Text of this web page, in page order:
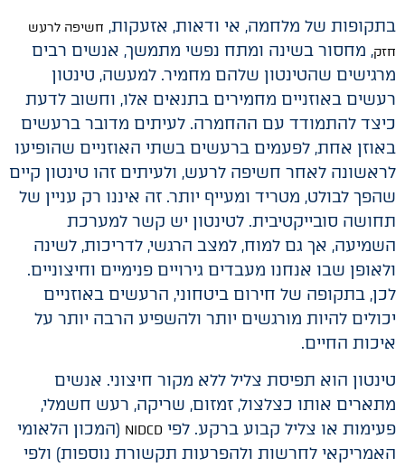
בתקופות של מלחמה, אי ודאות, אזעקות, חשיפה לרעש
חזק, מחסור בשינה ומתח נפשי מתמשך, אנשים רבים
מרגישים שהטינטון שלהם מחמיר. למעשה, טינטון
רעשים באוזניים מחמירים בתנאים אלו, וחשוב לדעת
כיצד להתמודד עם ההחמרה. לעיתים מדובר ברעשים
באוזן אחת, לפעמים ברעשים בשתי האוזניים שהופיעו
לראשונה לאחר חשיפה לרעש, ולעיתים זהו טינטון קיים
שהפך לבולט, מטריד ומעייף יותר. זה איננו רק עניין של
תחושה סובייקטיבית. לטינטון יש קשר למערכת
השמיעה, אך גם למוח, למצב הרגשי, לדריכות, לשינה
ולאופן שבו אנחנו מעבדים גירויים פנימיים וחיצוניים.
לכן, בתקופה של חירום ביטחוני, הרעשים באוזניים
יכולים להיות מורגשים יותר ולהשפיע הרבה יותר על
איכות החיים.
טינטון הוא תפיסת צליל ללא מקור חיצוני. אנשים
מתארים אותו כצלצול, זמזום, שריקה, רעש חשמלי,
פעימות או צליל קבוע ברקע. לפי NIDCD (המכון הלאומי
האמריקאי לחרשות ולהפרעות תקשורת נוספות) ולפי